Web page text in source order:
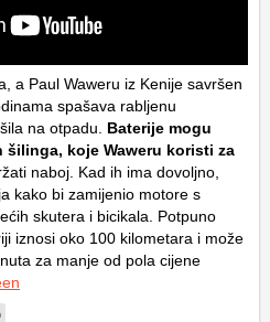
a Paul Waweru iz Kenije savršen
spašava rabljenu
na otpadu. Baterije mogu
koje Waweru koristi za
naboj. Kad ih ima dovoljno,
kako bi zamijenio motore s
skutera i bicikala. Potpuno
iznosi oko 100 kilometara i može
za manje od pola cijene